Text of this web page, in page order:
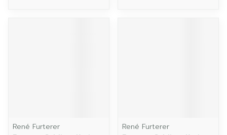
René Furterer
René Furterer